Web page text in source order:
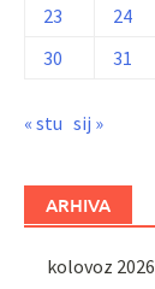
23
24
30
31
« stu sij »
ARHIVA
kolovoz 2026